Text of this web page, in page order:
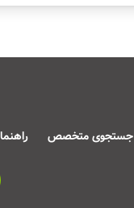
جستجوی متخصص